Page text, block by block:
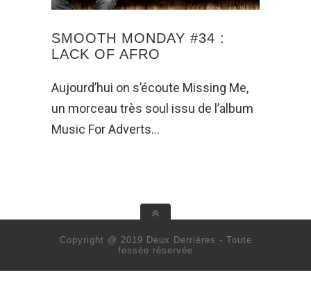
SMOOTH MONDAY #34 :
LACK OF AFRO
Aujourd’hui on s’écoute Missing Me,
un morceau très soul issu de l’album
Music For Adverts…
Copyright @ 2019 Deux Derrières - Toute
fessée réservée